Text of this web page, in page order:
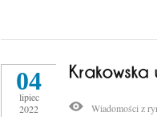
04
lipiec
2022
Wiadomości z